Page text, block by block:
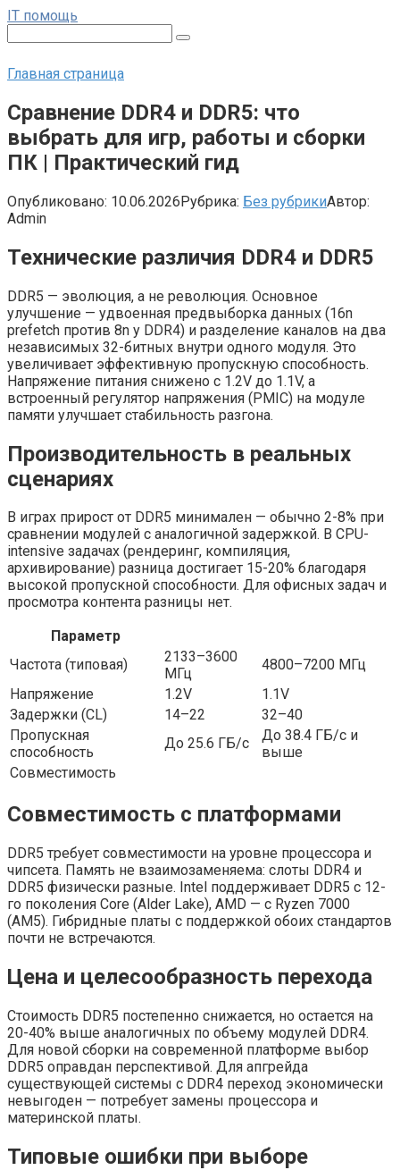
Перейти
контенту
IT помощь
Главная страница
Сравнение DDR4 и DDR5: что
выбрать для игр, работы и сборки
ПК | Практический гид
Опубликовано: 10.06.2026Рубрика: Без рубрикиАвтор:
Admin
Технические различия DDR4 и DDR5
DDR5 — эволюция, а не революция. Основное
улучшение — удвоенная предвыборка данных (16n
prefetch против 8n у DDR4) и разделение каналов на два
независимых 32-битных внутри одного модуля. Это
увеличивает эффективную пропускную способность.
Напряжение питания снижено с 1.2V до 1.1V, а
встроенный регулятор напряжения (PMIC) на модуле
памяти улучшает стабильность разгона.
Производительность в реальных
сценариях
В играх прирост от DDR5 минимален — обычно 2-8% при
сравнении модулей с аналогичной задержкой. В CPU-
intensive задачах (рендеринг, компиляция,
архивирование) разница достигает 15-20% благодаря
высокой пропускной способности. Для офисных задач и
просмотра контента разницы нет.
Параметр
Частота (типовая)
2133–3600
МГц
4800–7200 МГц
Напряжение
1.2V
1.1V
Задержки (CL)
14–22
32–40
Пропускная
способность
До 25.6 ГБ/с
До 38.4 ГБ/с и
выше
Совместимость
Совместимость с платформами
DDR5 требует совместимости на уровне процессора и
чипсета. Память не взаимозаменяема: слоты DDR4 и
DDR5 физически разные. Intel поддерживает DDR5 с 12-
го поколения Core (Alder Lake), AMD — с Ryzen 7000
(AM5). Гибридные платы с поддержкой обоих стандартов
почти не встречаются.
Цена и целесообразность перехода
Стоимость DDR5 постепенно снижается, но остается на
20-40% выше аналогичных по объему модулей DDR4.
Для новой сборки на современной платформе выбор
DDR5 оправдан перспективой. Для апгрейда
существующей системы с DDR4 переход экономически
невыгоден — потребует замены процессора и
материнской платы.
Типовые ошибки при выборе